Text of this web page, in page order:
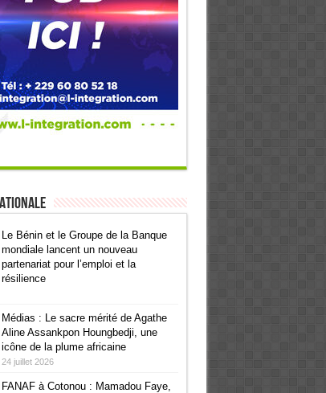
Le Bénin et le Groupe de la Banque
mondiale lancent un nouveau
partenariat pour l’emploi et la
résilience
Médias : Le sacre mérité de Agathe
Aline Assankpon Houngbedji, une
icône de la plume africaine
24 juillet 2026
FANAF à Cotonou : Mamadou Faye,